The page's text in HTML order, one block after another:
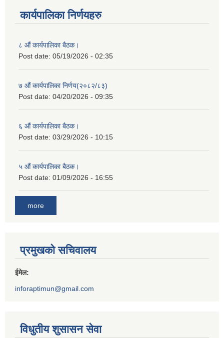
कार्यपालिका निर्णयहरु
८ औं कार्यपालिका बैठक।
Post date: 05/19/2026 - 02:35
७ औं कार्यपालिका निर्णय(२०८२/८३)
Post date: 04/20/2026 - 09:35
६ औं कार्यपालिका बैठक।
Post date: 03/29/2026 - 10:15
५ औं कार्यपालिका बैठक।
Post date: 01/09/2026 - 16:55
more
प्रमुखको सचिवालय
ईमेल:
inforaptimun@gmail.com
विधुतीय शुसासन सेवा